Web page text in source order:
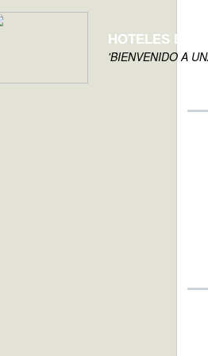
HOTELES DE
'BIENVENIDO A